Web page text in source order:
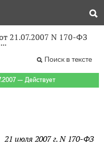
21.07.2007 N 170-ФЗ
Поиск в тексте
— Действует
21 июля 2007 г. N 170-ФЗ